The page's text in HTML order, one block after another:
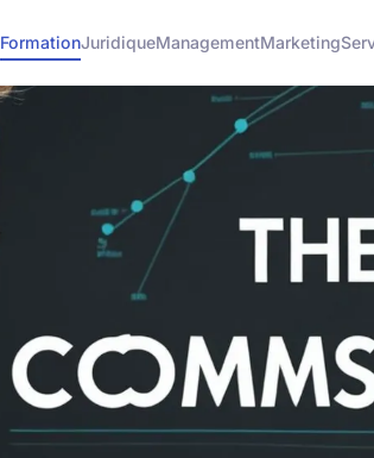
FormationJuridiqueManagementMarketing